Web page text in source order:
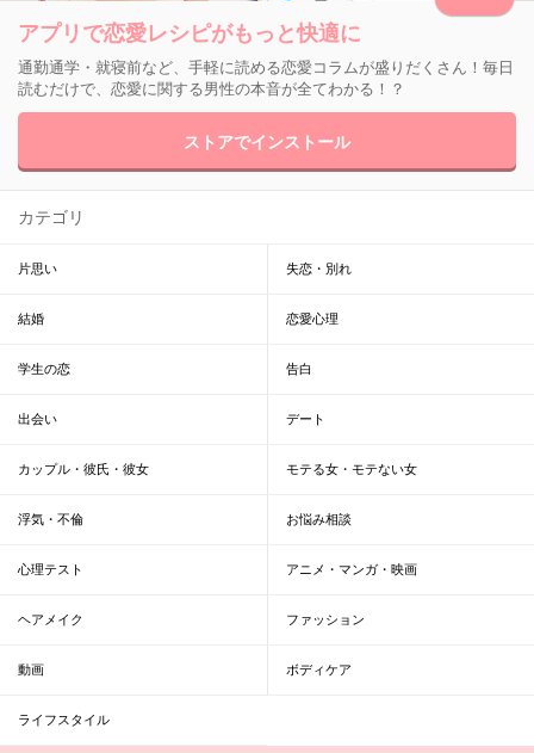
アプリで恋愛レシピがもっと快適に
通勤通学・就寝前など、手軽に読める恋愛コラムが盛りだくさん！毎日
読むだけで、恋愛に関する男性の本音が全てわかる！？
ストアでインストール
カテゴリ
片思い 失恋・別れ
結婚 恋愛心理
学生の恋 告白
出会い デート
カップル・彼氏・彼女 モテる女・モテない女
浮気・不倫 お悩み相談
心理テスト アニメ・マンガ・映画
ヘアメイク ファッション
動画 ボディケア
ライフスタイル